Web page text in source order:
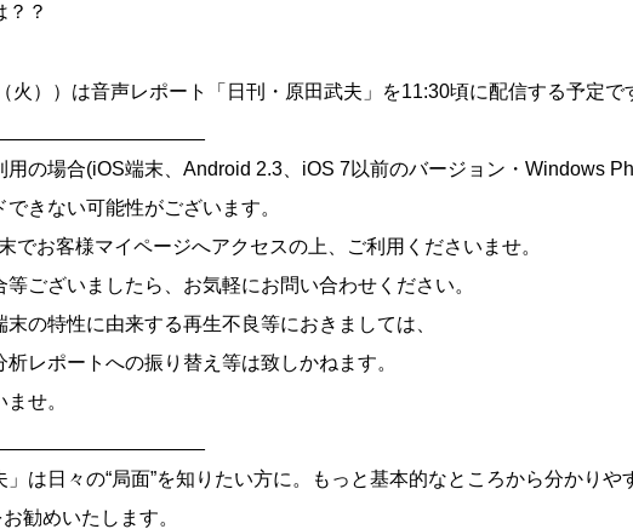
？
））は音声レポート「日刊・原田武夫」を11:30頃に配信する予定で
用の場合(iOS端末、Android 2.3、iOS 7以前のバージョン・Windows
きない可能性がございます。
でお客様マイページへアクセスの上、ご利用くださいませ。
等ございましたら、お気軽にお問い合わせください。
の特性に由来する再生不良等におきましては、
レポートへの振り替え等は致しかねます。
せ。
は日々の“局面”を知りたい方に。もっと基本的なところから分かりや
勧めいたします。